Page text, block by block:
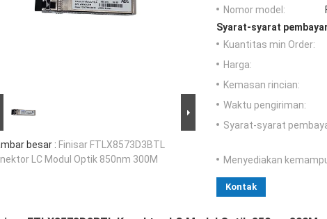
besar : Finisar FTLX8573D3BTL
LC Modul Optik 850nm 300M
Nomor model:
Syarat-syarat
Kuantitas min Order:
Harga:
Kemasan rincian:
Waktu pengiriman:
Syarat-syarat
Menyediakan
Kontak